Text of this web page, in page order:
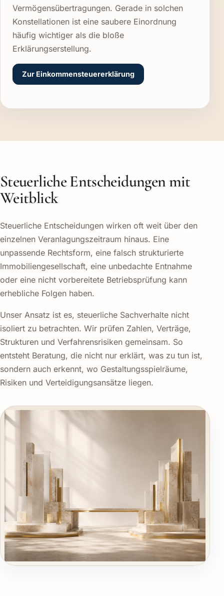
Vermögensübertragungen. Gerade in solchen
Konstellationen ist eine saubere Einordnung
häufig wichtiger als die bloße
Erklärungserstellung.
Zur Einkommensteuererklärung
Steuerliche Entscheidungen mit
Weitblick
Steuerliche Entscheidungen wirken oft weit über den
einzelnen Veranlagungszeitraum hinaus. Eine
unpassende Rechtsform, eine falsch strukturierte
Immobiliengesellschaft, eine unbedachte Entnahme
oder eine nicht vorbereitete Betriebsprüfung kann
erhebliche Folgen haben.
Unser Ansatz ist es, steuerliche Sachverhalte nicht
isoliert zu betrachten. Wir prüfen Zahlen, Verträge,
Strukturen und Verfahrensrisiken gemeinsam. So
entsteht Beratung, die nicht nur erklärt, was zu tun ist,
sondern auch erkennt, wo Gestaltungsspielräume,
Risiken und Verteidigungsansätze liegen.